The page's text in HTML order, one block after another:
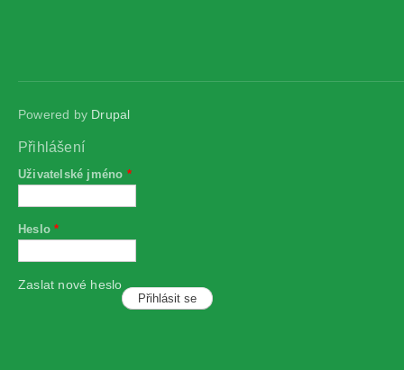
Powered by Drupal
Přihlášení
Uživatelské jméno *
Heslo*
Zaslat nové heslo